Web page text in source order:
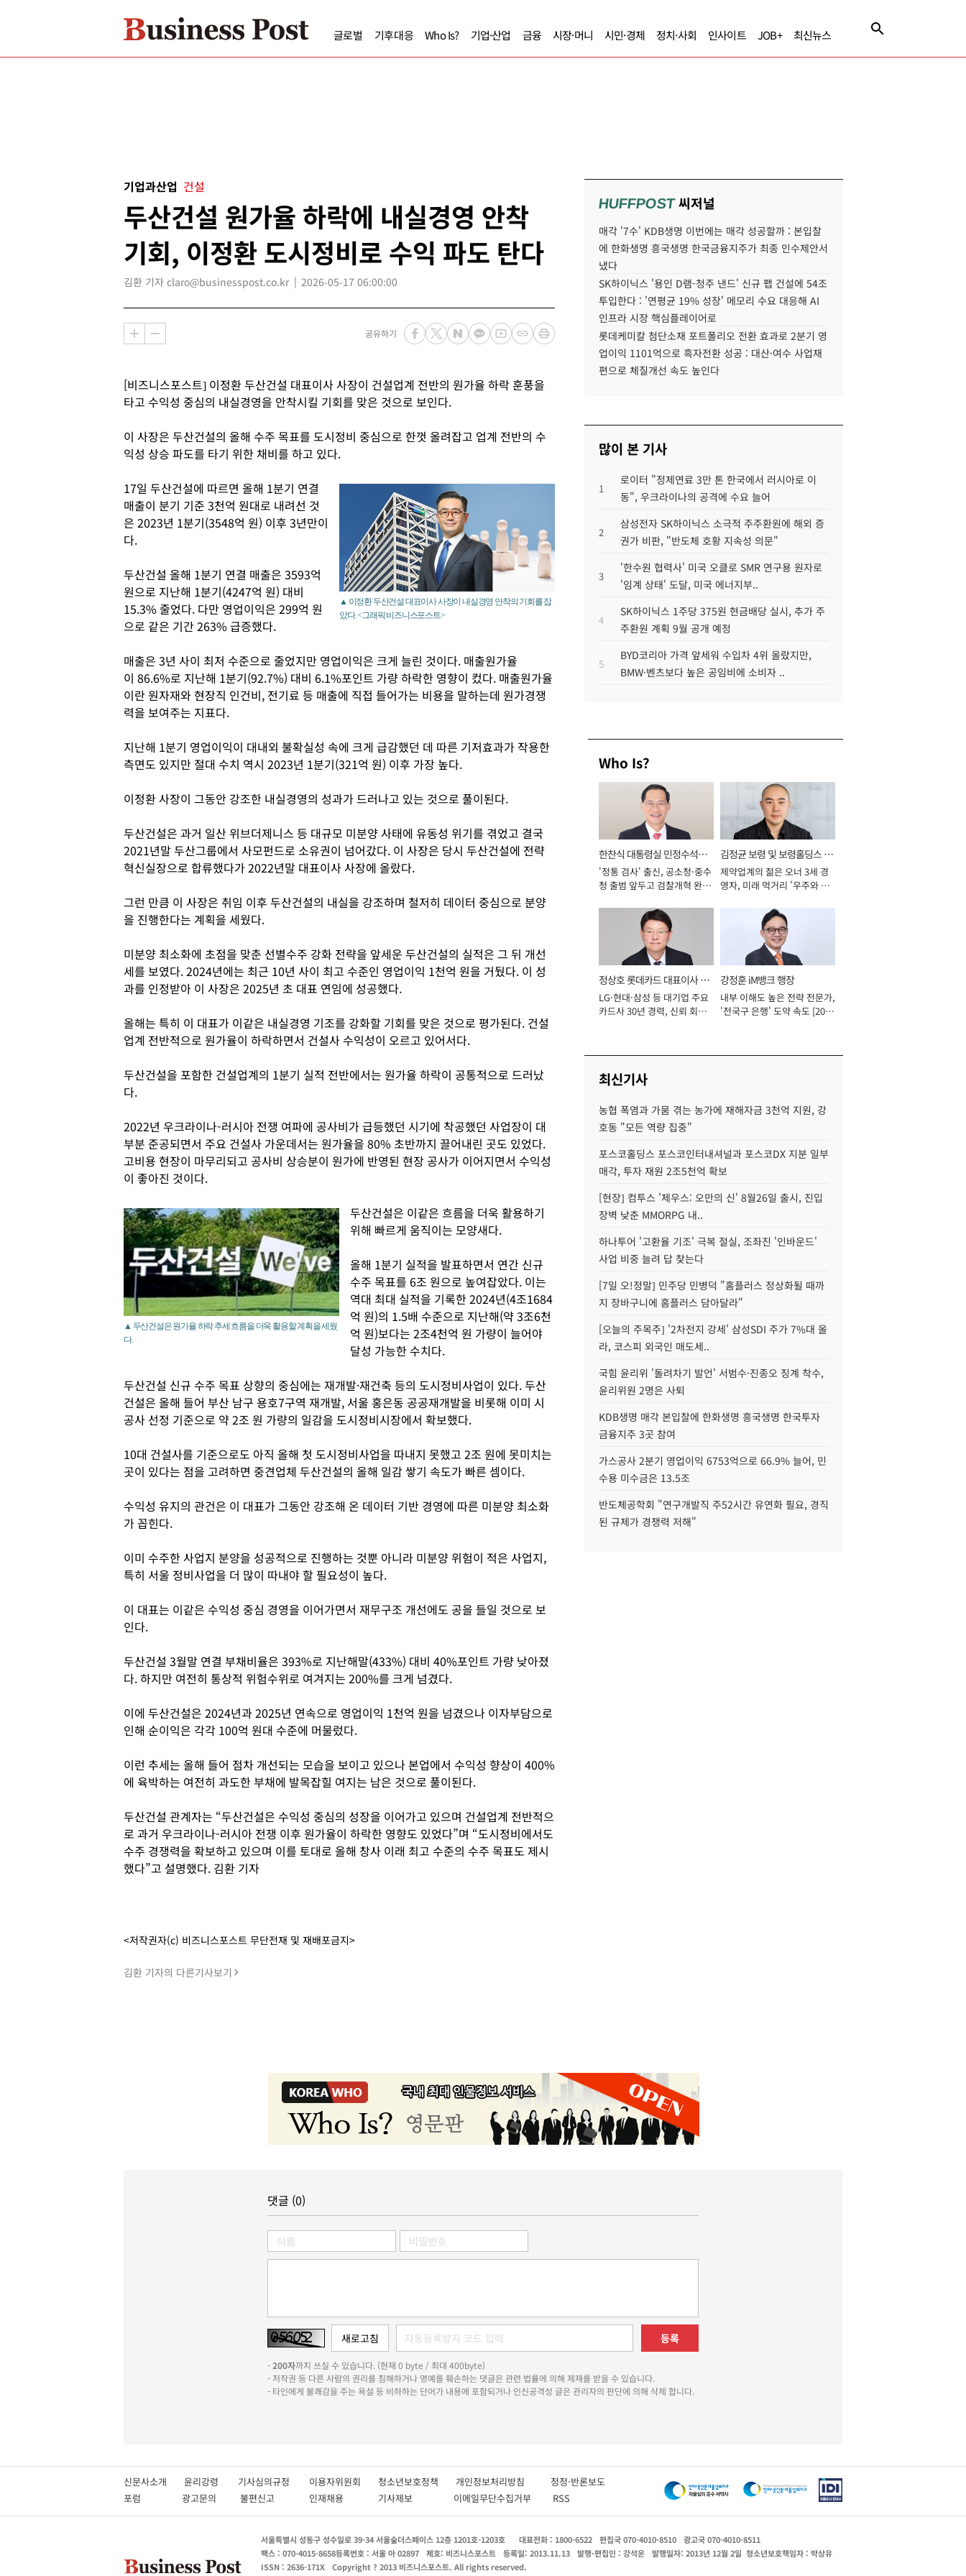
글로벌 기후대응 Who Is? 기업·산업 금융 시장·머니 시민·경제 정치·사회 인사이트 JOB+ 최신뉴스
기업과산업 건설
두산건설 원가율 하락에 내실경영 안착
기회, 이정환 도시정비로 수익 파도 탄다
김환 기자 claro@businesspost.co.kr 2026-05-17 06:00:00
공유하기
[비즈니스포스트] 이정환 두산건설 대표이사 사장이 건설업계 전반의 원가율 하락 훈풍을
타고 수익성 중심의 내실경영을 안착시킬 기회를 맞은 것으로 보인다.
이 사장은 두산건설의 올해 수주 목표를 도시정비 중심으로 한껏 올려잡고 업계 전반의 수
익성 상승 파도를 타기 위한 채비를 하고 있다.
▲ 이정환 두산건설 대표이사 사장이 내실경영 안착의 기회를 잡
았다. <그래픽 비즈니스포스트>
17일 두산건설에 따르면 올해 1분기 연결
매출이 분기 기준 3천억 원대로 내려선 것
은 2023년 1분기(3548억 원) 이후 3년만이
다.
두산건설 올해 1분기 연결 매출은 3593억
원으로 지난해 1분기(4247억 원) 대비
15.3% 줄었다. 다만 영업이익은 299억 원
으로 같은 기간 263% 급증했다.
매출은 3년 사이 최저 수준으로 줄었지만 영업이익은 크게 늘린 것이다. 매출원가율
이 86.6%로 지난해 1분기(92.7%) 대비 6.1%포인트 가량 하락한 영향이 컸다. 매출원가율
이란 원자재와 현장직 인건비, 전기료 등 매출에 직접 들어가는 비용을 말하는데 원가경쟁
력을 보여주는 지표다.
지난해 1분기 영업이익이 대내외 불확실성 속에 크게 급감했던 데 따른 기저효과가 작용한
측면도 있지만 절대 수치 역시 2023년 1분기(321억 원) 이후 가장 높다.
이정환 사장이 그동안 강조한 내실경영의 성과가 드러나고 있는 것으로 풀이된다.
두산건설은 과거 일산 위브더제니스 등 대규모 미분양 사태에 유동성 위기를 겪었고 결국
2021년말 두산그룹에서 사모펀드로 소유권이 넘어갔다. 이 사장은 당시 두산건설에 전략
혁신실장으로 합류했다가 2022년말 대표이사 사장에 올랐다.
그런 만큼 이 사장은 취임 이후 두산건설의 내실을 강조하며 철저히 데이터 중심으로 분양
을 진행한다는 계획을 세웠다.
미분양 최소화에 초점을 맞춘 선별수주 강화 전략을 앞세운 두산건설의 실적은 그 뒤 개선
세를 보였다. 2024년에는 최근 10년 사이 최고 수준인 영업이익 1천억 원을 거뒀다. 이 성
과를 인정받아 이 사장은 2025년 초 대표 연임에 성공했다.
올해는 특히 이 대표가 이같은 내실경영 기조를 강화할 기회를 맞은 것으로 평가된다. 건설
업계 전반적으로 원가율이 하락하면서 건설사 수익성이 오르고 있어서다.
두산건설을 포함한 건설업계의 1분기 실적 전반에서는 원가율 하락이 공통적으로 드러났
다.
2022년 우크라이나-러시아 전쟁 여파에 공사비가 급등했던 시기에 착공했던 사업장이 대
부분 준공되면서 주요 건설사 가운데서는 원가율을 80% 초반까지 끌어내린 곳도 있었다.
고비용 현장이 마무리되고 공사비 상승분이 원가에 반영된 현장 공사가 이어지면서 수익성
이 좋아진 것이다.
▲ 두산건설은 원가율 하락 추세 흐름을 더욱 활용할 계획을 세웠
다.
두산건설은 이같은 흐름을 더욱 활용하기
위해 빠르게 움직이는 모양새다.
올해 1분기 실적을 발표하면서 연간 신규
수주 목표를 6조 원으로 높여잡았다. 이는
역대 최대 실적을 기록한 2024년(4조1684
억 원)의 1.5배 수준으로 지난해(약 3조6천
억 원)보다는 2조4천억 원 가량이 늘어야
달성 가능한 수치다.
두산건설 신규 수주 목표 상향의 중심에는 재개발·재건축 등의 도시정비사업이 있다. 두산
건설은 올해 들어 부산 남구 용호7구역 재개발, 서울 홍은동 공공재개발을 비롯해 이미 시
공사 선정 기준으로 약 2조 원 가량의 일감을 도시정비시장에서 확보했다.
10대 건설사를 기준으로도 아직 올해 첫 도시정비사업을 따내지 못했고 2조 원에 못미치는
곳이 있다는 점을 고려하면 중견업체 두산건설의 올해 일감 쌓기 속도가 빠른 셈이다.
수익성 유지의 관건은 이 대표가 그동안 강조해 온 데이터 기반 경영에 따른 미분양 최소화
가 꼽힌다.
이미 수주한 사업지 분양을 성공적으로 진행하는 것뿐 아니라 미분양 위험이 적은 사업지,
특히 서울 정비사업을 더 많이 따내야 할 필요성이 높다.
이 대표는 이같은 수익성 중심 경영을 이어가면서 재무구조 개선에도 공을 들일 것으로 보
인다.
두산건설 3월말 연결 부채비율은 393%로 지난해말(433%) 대비 40%포인트 가량 낮아졌
다. 하지만 여전히 통상적 위험수위로 여겨지는 200%를 크게 넘겼다.
이에 두산건설은 2024년과 2025년 연속으로 영업이익 1천억 원을 넘겼으나 이자부담으로
인해 순이익은 각각 100억 원대 수준에 머물렀다.
이런 추세는 올해 들어 점차 개선되는 모습을 보이고 있으나 본업에서 수익성 향상이 400%
에 육박하는 여전히 과도한 부채에 발목잡힐 여지는 남은 것으로 풀이된다.
두산건설 관계자는 “두산건설은 수익성 중심의 성장을 이어가고 있으며 건설업계 전반적으
로 과거 우크라이나-러시아 전쟁 이후 원가율이 하락한 영향도 있었다”며 “도시정비에서도
수주 경쟁력을 확보하고 있으며 이를 토대로 올해 창사 이래 최고 수준의 수주 목표도 제시
했다”고 설명했다. 김환 기자
<저작권자(c) 비즈니스포스트 무단전재 및 재배포금지>
김환 기자의 다른기사보기
HUFFPOST씨저널
매각 '7수' KDB생명 이번에는 매각 성공할까 : 본입찰
에 한화생명 흥국생명 한국금융지주가 최종 인수제안서
냈다
SK하이닉스 '용인 D램-청주 낸드' 신규 팹 건설에 54조
투입한다 : '연평균 19% 성장' 메모리 수요 대응해 AI
인프라 시장 핵심플레이어로
롯데케미칼 첨단소재 포트폴리오 전환 효과로 2분기 영
업이익 1101억으로 흑자전환 성공 : 대산·여수 사업재
편으로 체질개선 속도 높인다
많이 본 기사
1
로이터 "정제연료 3만 톤 한국에서 러시아로 이
동", 우크라이나의 공격에 수요 늘어
2
삼성전자 SK하이닉스 소극적 주주환원에 해외 증
권가 비판, "반도체 호황 지속성 의문"
3
'한수원 협력사' 미국 오클로 SMR 연구용 원자로
'임계 상태' 도달, 미국 에너지부..
4
SK하이닉스 1주당 375원 현금배당 실시, 추가 주
주환원 계획 9월 공개 예정
5
BYD코리아 가격 앞세워 수입차 4위 올랐지만,
BMW·벤츠보다 높은 공임비에 소비자 ..
Who Is?
한찬식 대통령실 민정수석비
서관
'정통 검사' 출신, 공소청·중수
청 출범 앞두고 검찰개혁 완수
김정균 보령 및 보령홀딩스 대
표이사 사장
제약업계의 젊은 오너 3세 경
영자, 미래 먹거리 '우주와 헬
정상호 롯데카드 대표이사 사
장
LG·현대·삼성 등 대기업 주요
카드사 30년 경력, 신뢰 회복
강정훈 iM뱅크 행장
내부 이해도 높은 전략 전문가,
'전국구 은행' 도약 속도 [2026
최신기사
농협 폭염과 가뭄 겪는 농가에 재해자금 3천억 지원, 강
호동 "모든 역량 집중"
포스코홀딩스 포스코인터내셔널과 포스코DX 지분 일부
매각, 투자 재원 2조5천억 확보
[현장] 컴투스 '제우스: 오만의 신' 8월26일 출시, 진입
장벽 낮춘 MMORPG 내..
하나투어 '고환율 기조' 극복 절실, 조좌진 '인바운드'
사업 비중 늘려 답 찾는다
[7일 오!정말] 민주당 민병덕 "홈플러스 정상화될 때까
지 장바구니에 홈플러스 담아달라"
[오늘의 주목주] '2차전지 강세' 삼성SDI 주가 7%대 올
라, 코스피 외국인 매도세..
국힘 윤리위 '돌려차기 발언' 서범수·진종오 징계 착수,
윤리위원 2명은 사퇴
KDB생명 매각 본입찰에 한화생명 흥국생명 한국투자
금융지주 3곳 참여
가스공사 2분기 영업이익 6753억으로 66.9% 늘어, 민
수용 미수금은 13.5조
반도체공학회 "연구개발직 주52시간 유연화 필요, 경직
된 규제가 경쟁력 저해"
댓글 (0)
등록
-200자까지 쓰실 수 있습니다. (현재 0 byte / 최대 400byte)
- 저작권 등 다른 사람의 권리를 침해하거나 명예를 훼손하는 댓글은 관련 법률에 의해 제재를 받을 수 있습니다.
- 타인에게 불쾌감을 주는 욕설 등 비하하는 단어가 내용에 포함되거나 인신공격성 글은 관리자의 판단에 의해 삭제 합니다.
신문사소개 윤리강령 기사심의규정 이용자위원회 청소년보호정책 개인정보처리방침 정정·반론보도
포럼
광고문의 불편신고 인재채용 기사제보 이메일무단수집거부 RSS
서울특별시 성동구 성수일로 39-34 서울숲더스페이스 12층 1201호-1203호 대표전화 : 1800-6522 편집국 070-4010-8510
광고국 070-4010-8511
팩스 : 070-4015-8658등록번호 : 서울 아 02897 제호: 비즈니스포스트 등록일: 2013.11.13 발행·편집인 : 강석운 발행일자: 2013년 12월 2일 청소년보호책임자 : 박상유
ISSN : 2636-171X
Copyright ? 2013 비즈니스포스트. All rights reserved.